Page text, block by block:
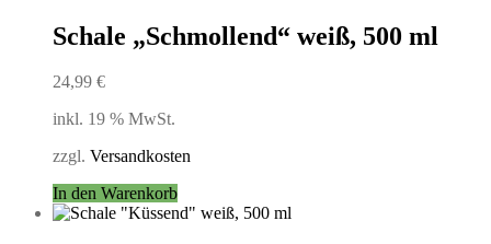
Schale „Schmollend“ weiß, 500 ml
24,99 €
inkl. 19 % MwSt.
zzgl. Versandkosten
In den Warenkorb